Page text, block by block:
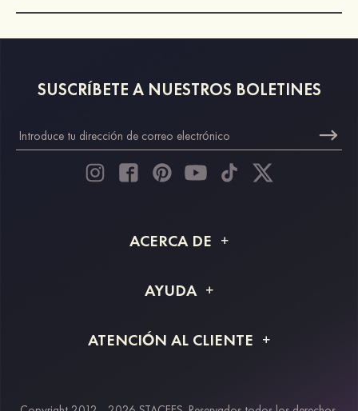
SUSCRÍBETE A NUESTROS BOLETINES
ACERCA DE
Información de envío
AYUDA
Devoluciones y reembolsos
ATENCIÓN AL CLIENTE